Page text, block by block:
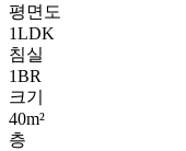
평면도
1LDK
침실
1BR
크기
40m²
층